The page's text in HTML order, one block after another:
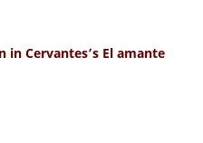
in Cervantes’s El amante